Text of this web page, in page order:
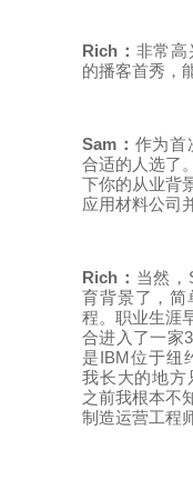
Rich ： 非常高
的播客首秀，
Sam ： 作为首
合适的人选了
下你的从业背
应用材料公司
Rich ： 当然，
育背景了，简
程。职业生涯
合进入了一家
是IBM位于纽
我长大的地方
之前我根本不
制造运营工程